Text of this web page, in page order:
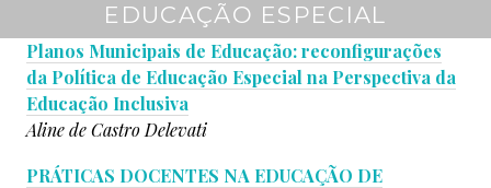
o
EDUCAÇÃO ESPECIAL
Planos Municipais de Educação: reconfigurações
da Política de Educação Especial na Perspectiva da
Educação Inclusiva
Aline de Castro Delevati
PRÁTICAS DOCENTES NA EDUCAÇÃO DE